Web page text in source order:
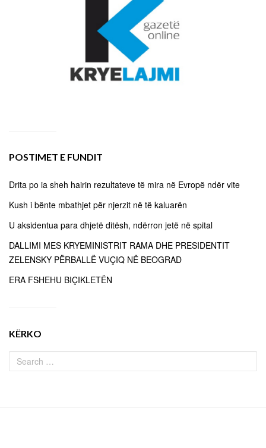
POSTIMET E FUNDIT
Drita po ia sheh hairin rezultateve të mira në Evropë ndër vite
Kush i bënte mbathjet për njerzit në të kaluarën
U aksidentua para dhjetë ditësh, ndërron jetë në spital
DALLIMI MES KRYEMINISTRIT RAMA DHE PRESIDENTIT
ZELENSKY PËRBALLË VUÇIQ NË BEOGRAD
ERA FSHEHU BIÇIKLETËN
KËRKO